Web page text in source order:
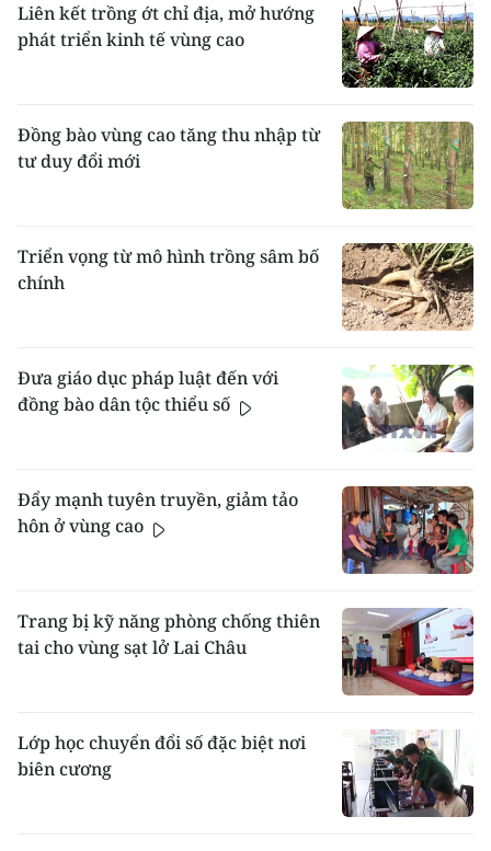
Liên kết trồng ớt chỉ địa, mở hướng
phát triển kinh tế vùng cao
Đồng bào vùng cao tăng thu nhập từ
tư duy đổi mới
Triển vọng từ mô hình trồng sâm bố
chính
Đưa giáo dục pháp luật đến với
đồng bào dân tộc thiểu số
Đẩy mạnh tuyên truyền, giảm tảo
hôn ở vùng cao
Trang bị kỹ năng phòng chống thiên
tai cho vùng sạt lở Lai Châu
Lớp học chuyển đổi số đặc biệt nơi
biên cương